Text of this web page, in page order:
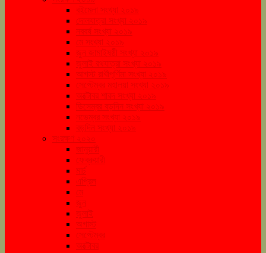
বইমেলা সংখ্যা ২০১৯
দোলযাত্রা সংখ্যা ২০১৯
নববর্ষ সংখ্যা ২০১৯
মে সংখ্যা ২০১৯
জুন জামাইষষ্ঠী সংখ্যা ২০১৯
জুলাই রথযাত্রা সংখ্যা ২০১৯
আগস্ট রাখীপূর্ণিমা সংখ্যা ২০১৯
সেপ্টেম্বর মহালয়া সংখ্যা ২০১৯
অক্টোবর শারদ সংখ্যা ২০১৯
ডিসেম্বর বড়দিন সংখ্যা ২০১৯
নভেম্বর সংখ্যা ২০১৯
বড়দিন সংখ্যা ২০১৯
সংরক্ষণ ২০২০
জানুয়ারী
ফেব্রুয়ারী
মার্চ
এপ্রিল
মে
জুন
জুলাই
অগাস্ট
সেপ্টেম্বর
অক্টোবর